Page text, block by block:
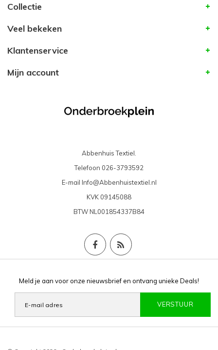
Collectie
Veel bekeken
Klantenservice
Mijn account
Abbenhuis Textiel.
Telefoon 026-3793592
E-mail Info@Abbenhuistextiel.nl
KVK 09145088
BTWNL001854337B84
Meld je aan voor onze nieuwsbrief en ontvang unieke Deals!
VERSTUUR